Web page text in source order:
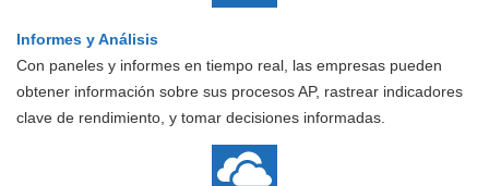
Informes y Análisis
Con paneles y informes en tiempo real, las empresas pueden
obtener información sobre sus procesos AP, rastrear indicadores
clave de rendimiento, y tomar decisiones informadas.